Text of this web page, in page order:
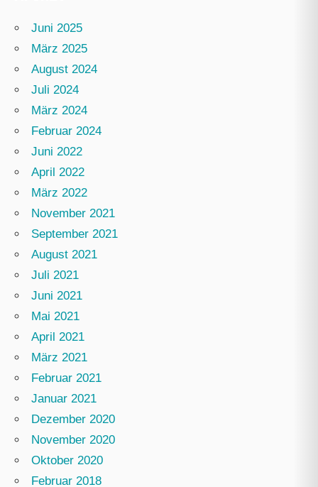
Juni 2025
März 2025
August 2024
Juli 2024
März 2024
Februar 2024
Juni 2022
April 2022
März 2022
November 2021
September 2021
August 2021
Juli 2021
Juni 2021
Mai 2021
April 2021
März 2021
Februar 2021
Januar 2021
Dezember 2020
November 2020
Oktober 2020
Februar 2018